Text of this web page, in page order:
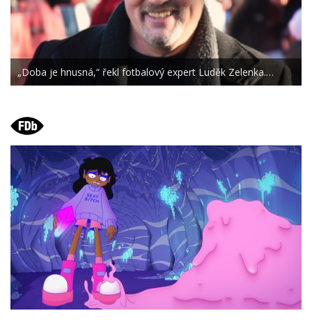
„Doba je hnusná,“ řekl fotbalový expert Luděk Zelenka.…